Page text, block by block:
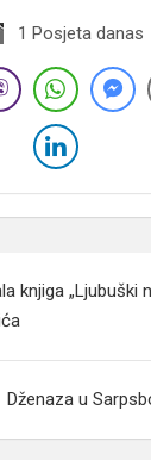
1 Posjeta danas
knjiga „Ljubuški
Dženaza u